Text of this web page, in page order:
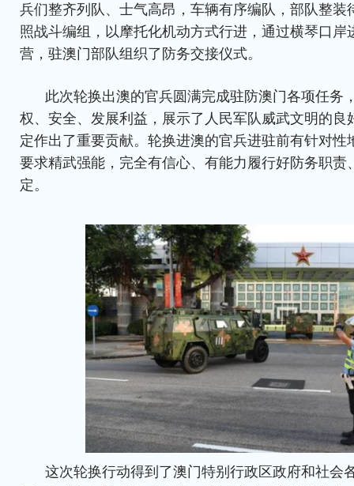
兵们整齐列队、士气高昂，车辆有序编队，部队整装
照战斗编组，以摩托化机动方式行进，通过横琴口岸
营，驻澳门部队组织了防务交接仪式。
此次轮换出澳的官兵圆满完成驻防澳门各项任务
权、安全、发展利益，展示了人民军队威武文明的良
定作出了重要贡献。轮换进澳的官兵进驻前有针对性
要求精武强能，完全有信心、有能力履行好防务职责
定。
这次轮换行动得到了澳门特别行政区政府和社会